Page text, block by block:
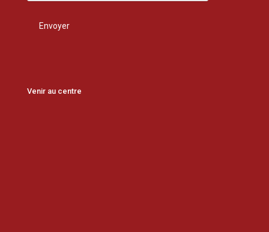
Venir au centre